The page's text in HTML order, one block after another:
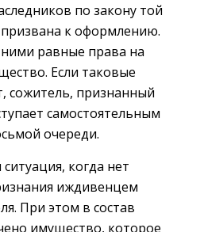
по закону той
призвана к оформлению.
равные права на
Если таковые
сожитель, признанный
самостоятельным
очереди.
когда нет
иждивенцем
При этом в состав
имущество, которое